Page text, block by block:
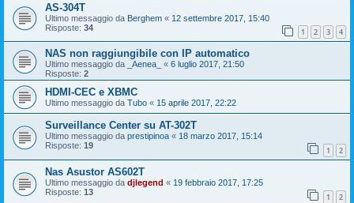
AS-304T
Ultimo messaggio da Berghem « 12 settembre 2017, 15:40
Risposte: 34 1 2 3 4
NAS non raggiungibile con IP automatico
Ultimo messaggio da _Aenea_ « 6 luglio 2017, 21:50
Risposte: 2
HDMI-CEC e XBMC
Ultimo messaggio da Tubo « 15 aprile 2017, 22:22
Surveillance Center su AT-302T
Ultimo messaggio da prestipinoa « 18 marzo 2017, 15:14
Risposte: 19 1 2
Nas Asustor AS602T
Ultimo messaggio da djlegend « 19 febbraio 2017, 17:25
Risposte: 13 1 2